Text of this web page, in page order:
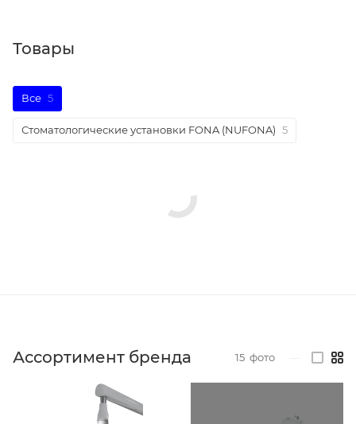
Товары
Все 5
Стоматологические установки FONA (NUFONA) 5
Ассортимент бренда 15 фото